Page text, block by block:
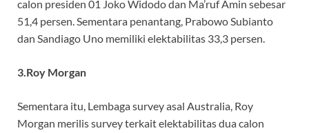
calon presiden 01 Joko Widodo dan Ma’ruf Amin sebesar
51,4 persen. Sementara penantang, Prabowo Subianto
dan Sandiago Uno memiliki elektabilitas 33,3 persen.
3.Roy Morgan
Sementara itu, Lembaga survey asal Australia, Roy
Morgan merilis survey terkait elektabilitas dua calon